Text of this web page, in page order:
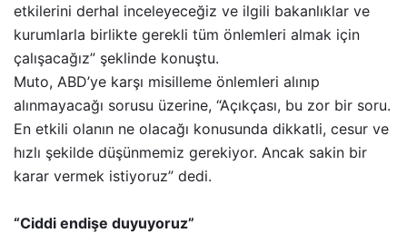
etkilerini derhal inceleyeceğiz ve ilgili bakanlıklar ve
kurumlarla birlikte gerekli tüm önlemleri almak için
çalışacağız” şeklinde konuştu.
Muto, ABD’ye karşı misilleme önlemleri alınıp
alınmayacağı sorusu üzerine, “Açıkçası, bu zor bir soru.
En etkili olanın ne olacağı konusunda dikkatli, cesur ve
hızlı şekilde düşünmemiz gerekiyor. Ancak sakin bir
karar vermek istiyoruz” dedi.
“Ciddi endişe duyuyoruz”